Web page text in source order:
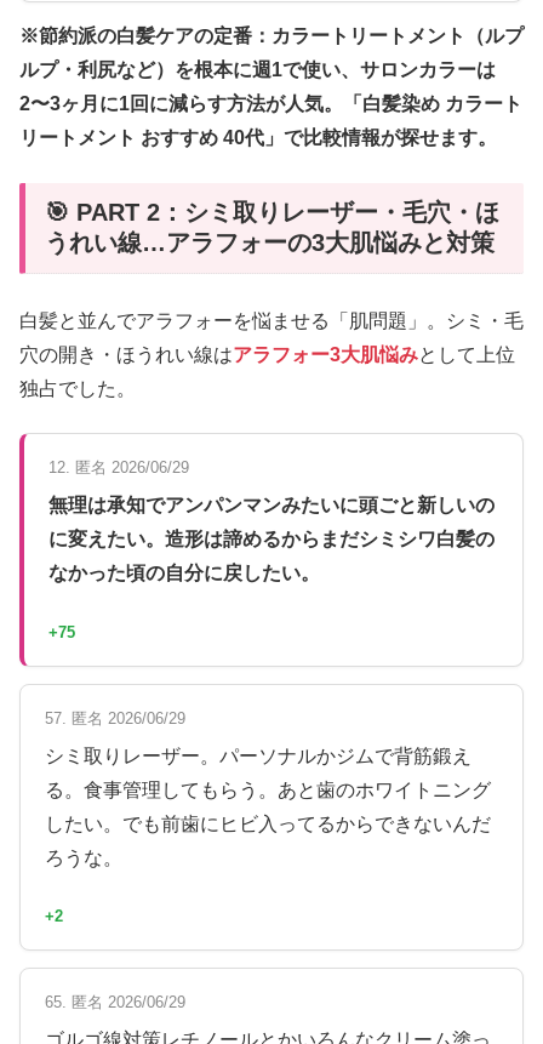
※節約派の白髪ケアの定番：カラートリートメント（ルプ
ルプ・利尻など）を根本に週1で使い、サロンカラーは
2〜3ヶ月に1回に減らす方法が人気。「白髪染め カラート
リートメント おすすめ 40代」で比較情報が探せます。
🎯 PART 2：シミ取りレーザー・毛穴・ほ
うれい線…アラフォーの3大肌悩みと対策
白髪と並んでアラフォーを悩ませる「肌問題」。シミ・毛
穴の開き・ほうれい線はアラフォー3大肌悩みとして上位
独占でした。
12. 匿名 2026/06/29
無理は承知でアンパンマンみたいに頭ごと新しいの
に変えたい。造形は諦めるからまだシミシワ白髪の
なかった頃の自分に戻したい。
+75
57. 匿名 2026/06/29
シミ取りレーザー。パーソナルかジムで背筋鍛え
る。食事管理してもらう。あと歯のホワイトニング
したい。でも前歯にヒビ入ってるからできないんだ
ろうな。
+2
65. 匿名 2026/06/29